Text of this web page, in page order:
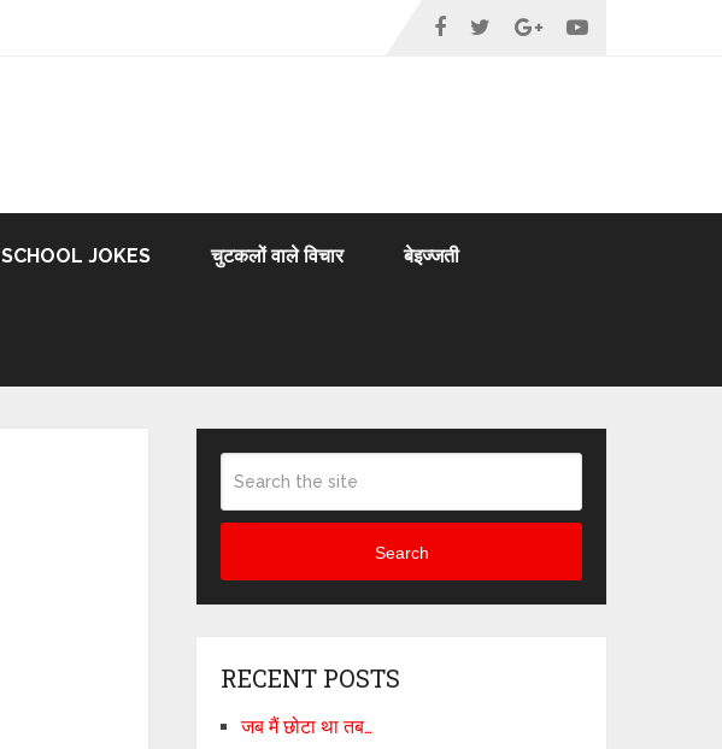
SCHOOL JOKES चुटकलों वाले विचार बेइज्जती
Search
RECENT POSTS
जब मैं छोटा था तब…